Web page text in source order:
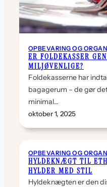
OPBEVARING OG
ER FOLDEKASSER
MILJØVENLIGE?
Foldekasserne har
bagagerum – de gør
minimal…
oktober 1, 2025
OPBEVARING OG
HYLDEKNÆGT TIL
HYLDER MED STIL
Hyldeknægten er den